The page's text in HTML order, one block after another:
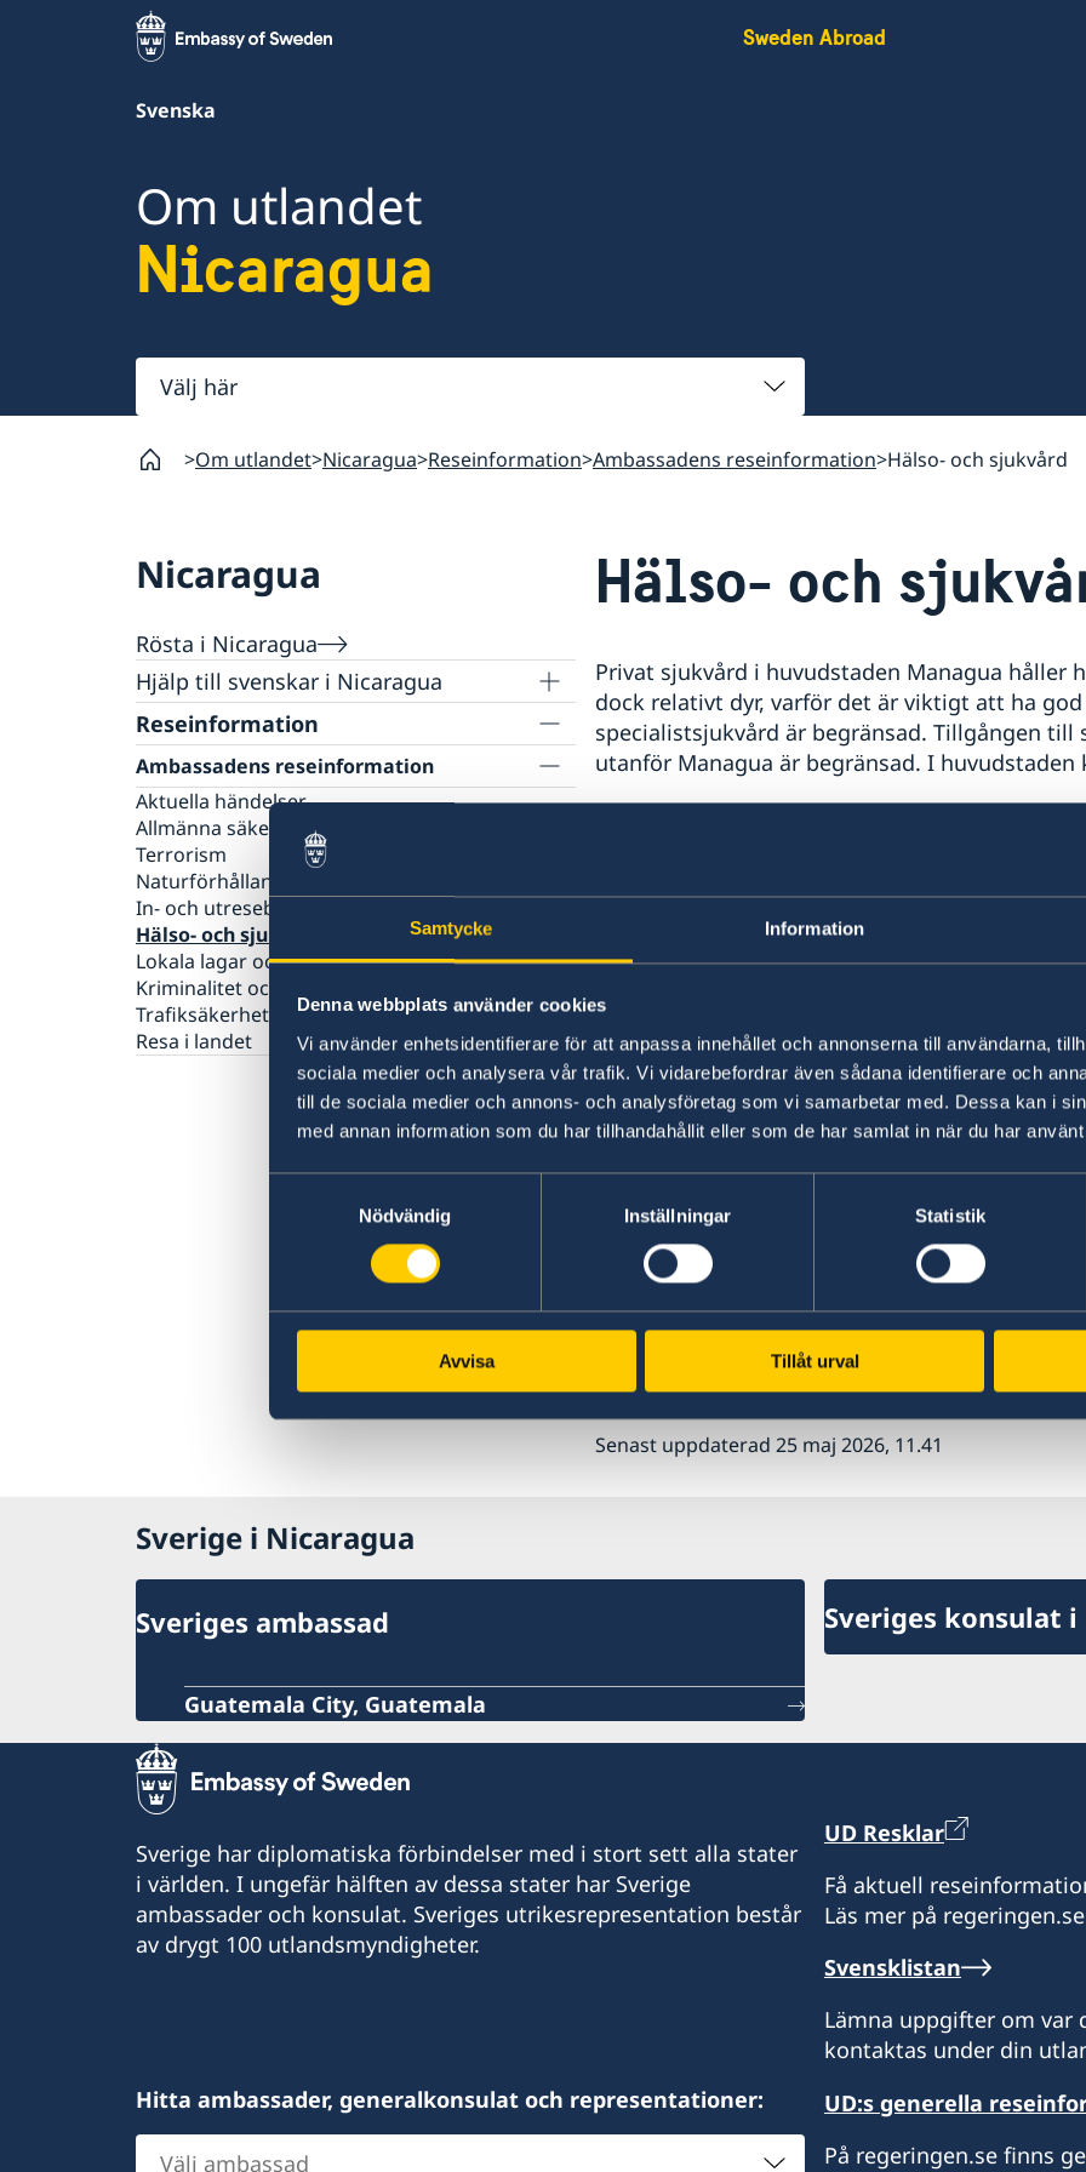
Samtycke Information
Denna webbplats använder cookies
Vi använder enhetsidentifierare för att anpassa innehållet och annonserna till användarna,
sociala medier och analysera vår trafik. Vi vidarebefordrar även sådana identifierare och
till de sociala medier och annons- och analysföretag som vi samarbetar med. Dessa kan i
med annan information som du har tillhandahållit eller som de har samlat in när du har
Nödvändig
Inställningar Statistik
Avvisa Tillåt urval
Sweden Abroad
Svenska
Om utlandet
Nicaragua
Välj
här
Om utlandet Nicaragua Reseinformation Ambassadens reseinformation Hälso- och sjukvård
Nicaragua
Rösta i Nicaragua
Hjälp till svenskar i Nicaragua
Rösta i Nicaragua
Akut hjälp i Nicaragua
Pass i Nicaragua
Ordinarie pass
Provisoriskt pass
Hjälp kring medborgarskap
Reseinformation
Ambassadens reseinformation
Aktuella händelser
Allmänna säkerhetsläget
Terrorism
Naturförhållanden och katastrofer
In- och utresebestämmelser
Hälso- och sjukvård
Lokala lagar och sedvänjor
Kriminalitet och personlig säkerhet
Trafiksäkerhet
Resa i landet
Hälso- och
Privat sjukvård i huvudstaden Managua håller
dock relativt dyr, varför det är viktigt att ha
specialistsjukvård är begränsad. Tillgången
utanför Managua är begränsad. I huvudstaden
Carretera Masaya,
Zikavirus och
Nicaragua
Zikavirus förekommer fortsatt i delar av
Folkhälsomyndigheten och WHO
myggstick dygnet runt. Gravida eller
med vården före resa på grund av den
heltäckande klädsel (långa ärmar och långa
rum med luftkonditionering minskar risken
minskad risk att smittas av andra myggburna
Folkhälsomyndighetens frågor och svar om Zika
Sjukdomsinformation om zikavirusinfektion —
Senast uppdaterad 25 maj 2026, 11.41
Sverige i Nicaragua
Sveriges ambassad
Guatemala City, Guatemala
Sveriges konsulat i
Sverige har diplomatiska förbindelser med i stort sett alla stater
i världen. I ungefär hälften av dessa stater har Sverige
ambassader och konsulat. Sveriges utrikesrepresentation består
av drygt 100 utlandsmyndigheter.
Hitta ambassader, generalkonsulat och representationer:
Välj
UD Resklar
Få aktuell
Läs mer på
Svensklistan
Lämna uppgifter om var
kontaktas under din
UD:s generella
På regeringen.se finns